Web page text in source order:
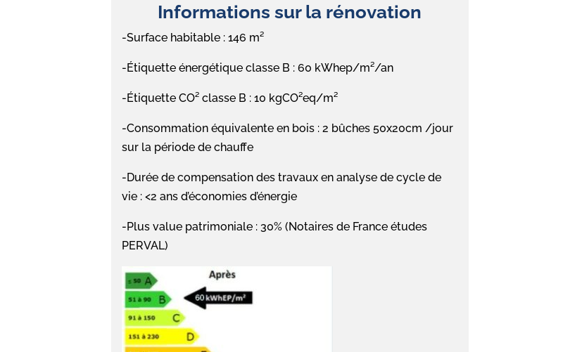
Informations sur la rénovation
​-Surface habitable : 146 m²
-Étiquette énergétique classe B : 60 kWhep/m²/an
-Étiquette CO² classe B : 10 kgCO²eq/m²
-Consommation équivalente en bois : 2 bûches 50x20cm /jour
sur la période de chauffe
-Durée de compensation des travaux en analyse de cycle de
vie : <2 ans d’économies d’énergie
-Plus value patrimoniale : 30% (Notaires de France études
PERVAL)